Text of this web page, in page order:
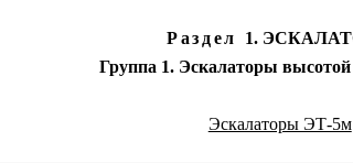
Раздел 1.
Группа 1. Эскалаторы
Эскалаторы ЭТ-5м